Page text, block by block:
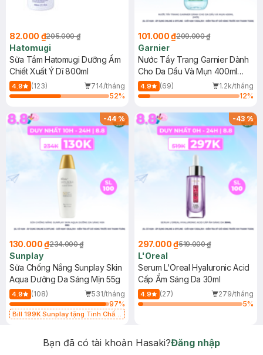
82.000 ₫205.000 ₫
Hatomugi
Sữa Tắm Hatomugi Dưỡng Ẩm
Chiết Xuất Ý Dĩ 800ml
4.9 (123)
714/tháng
52%
101.000 ₫209.000 ₫
Garnier
Nước Tẩy Trang Garnier Dành
Cho Da Dầu Và Mụn 400ml
(Mới)
4.9 (69)
1.2k/tháng
12%
-44%
130.000 ₫234.000 ₫
Sunplay
Sữa Chống Nắng Sunplay Skin
Aqua Dưỡng Da Sáng Mịn 55g
4.9 (108)
531/tháng
97%
Bill 199K Sunplay tặng Tinh Chất
-43%
297.000 ₫519.000 ₫
L'Oreal
Serum L'Oreal Hyaluronic Acid
Cấp Ẩm Sáng Da 30ml
4.9 (27)
279/tháng
5%
Bạn đã có tài khoản Hasaki?Đăng nhập